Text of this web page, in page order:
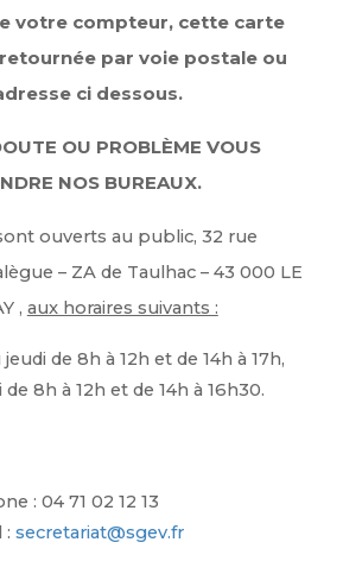
votre compteur, cette carte
par voie postale ou
ci dessous.
OU PROBLÈME VOUS
NOS BUREAUX.
ouverts au public, 32 rue
– ZA de Taulhac – 43 000 LE
, aux horaires suivants :
de 8h à 12h et de 14h à 17h,
8h à 12h et de 14h à 16h30.
: 04 71 02 12 13
: secretariat@sgev.fr